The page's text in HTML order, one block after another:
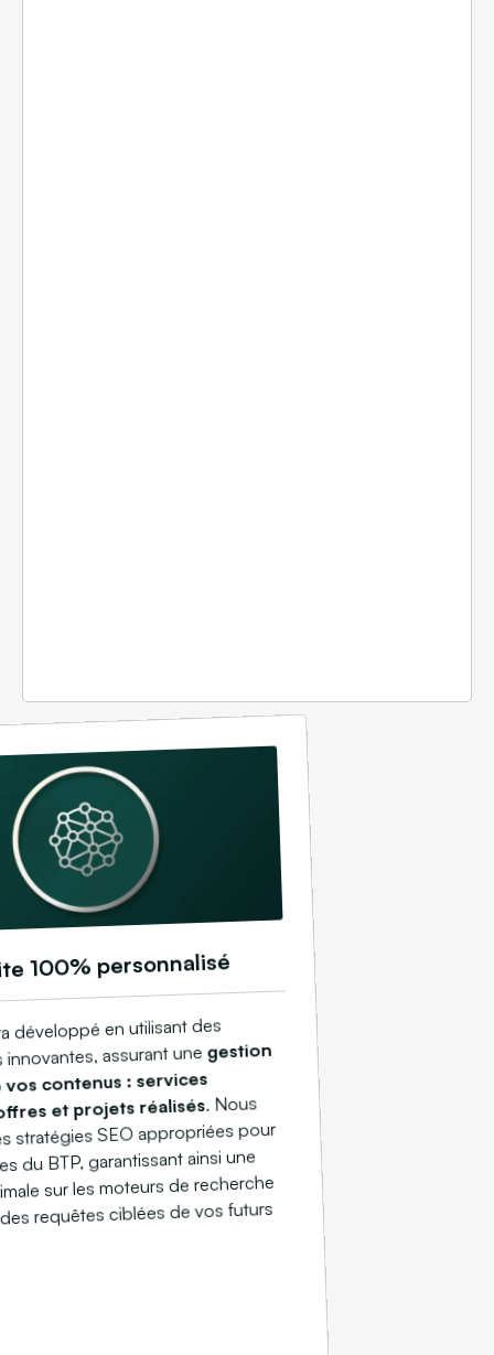
100% personnalisé
développé en utilisant des
assurant une gestion
contenus : services
et projets réalisés. Nous
stratégies SEO appropriées pour
du BTP, garantissant ainsi une
sur les moteurs de recherche
requêtes ciblées de vos futurs